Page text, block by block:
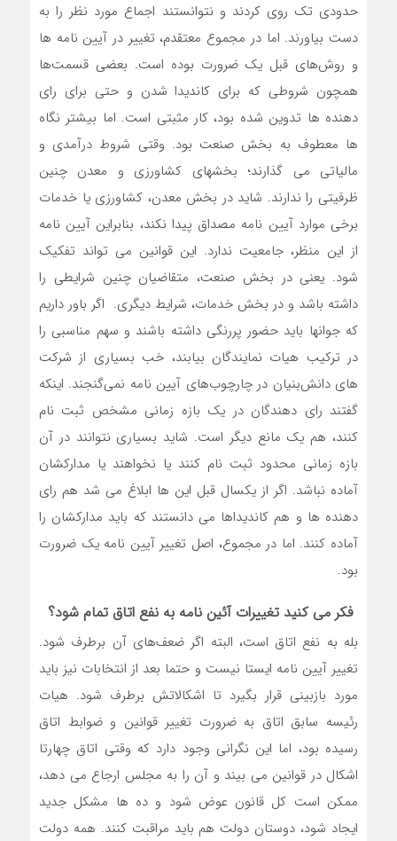
حدودی تک روی کردند و نتوانستند اجماع مورد نظر را به
دست بیاورند. اما در مجموع معتقدم، تغییر در آیین نامه ها
و روش‌های قبل یک ضرورت بوده است. بعضی قسمت‌ها
همچون شروطی که برای کاندیدا شدن و حتی برای رای
دهنده ها تدوین شده بود، کار مثبتی است. اما بیشتر نگاه
ها معطوف به بخش صنعت بود. وقتی شروط درآمدی و
مالیاتی می گذارند؛ بخشهای کشاورزی و معدن چنین
ظرفیتی را ندارند. شاید در بخش معدن، کشاورزی یا خدمات
برخی موارد آیین نامه مصداق پیدا نکند، بنابراین آیین نامه
از این منظر، جامعیت ندارد. این قوانین می تواند تفکیک
شود. یعنی در بخش صنعت، متقاضیان چنین شرایطی را
داشته باشد و در بخش خدمات، شرایط دیگری. اگر باور داریم
که جوانها باید حضور پررنگی داشته باشند و سهم مناسبی را
در ترکیب هیات نمایندگان بیابند، خب بسیاری از شرکت
های دانش‌بنیان در چارچوب‌های آیین نامه نمی‌گنجند. اینکه
گفتند رای دهندگان در یک بازه زمانی مشخص ثبت نام
کنند، هم یک مانع دیگر است. شاید بسیاری نتوانند در آن
بازه زمانی محدود ثبت نام کنند یا نخواهند یا مدارکشان
آماده نباشد. اگر از یکسال قبل این ها ابلاغ می شد هم رای
دهنده ها و هم کاندیداها می دانستند که باید مدارکشان را
آماده کنند. اما در مجموع، اصل تغییر آیین نامه یک ضرورت
بود.
فکر می کنید تغییرات آئین نامه به نفع اتاق تمام شود؟
بله به نفع اتاق است، البته اگر ضعف‌های آن برطرف شود.
تغییر آیین نامه ایستا نیست و حتما بعد از انتخابات نیز باید
مورد بازبینی قرار بگیرد تا اشکالاتش برطرف شود. هیات
رئیسه سابق اتاق به ضرورت تغییر قوانین و ضوابط اتاق
رسیده بود، اما این نگرانی وجود دارد که وقتی اتاق چهارتا
اشکال در قوانین می بیند و آن را به مجلس ارجاع می دهد،
ممکن است کل قانون عوض شود و ده ها مشکل جدید
ایجاد شود، دوستان دولت هم باید مراقبت کنند. همه دولت